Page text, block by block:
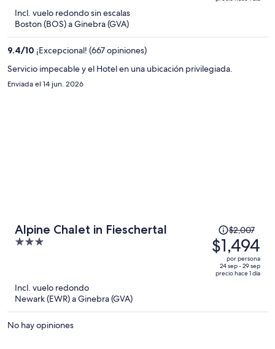
$2,572
$1,792
Incl. vuelo redondo sin escalas
Boston (BOS) a Ginebra (GVA)
9.4/10 ¡Excepcional! (667 opiniones)
Servicio impecable y el Hotel en una ubicación privilegiada.
Enviada el 14 jun. 2026
Alpine Chalet in Fieschertal
3
5
El
precio
era
de
$2,007
$2,007
$1,494
por persona
24 sep - 29 sep
precio hace 1 día
Incl. vuelo redondo
Newark (EWR) a Ginebra (GVA)
No hay opiniones